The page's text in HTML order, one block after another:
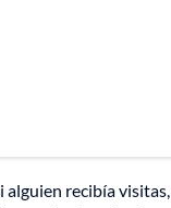
alguien recibía